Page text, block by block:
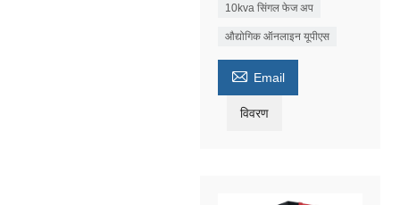
10kva सिंगल फेज अप
औद्योगिक ऑनलाइन यूपीएस
 Email
विवरण